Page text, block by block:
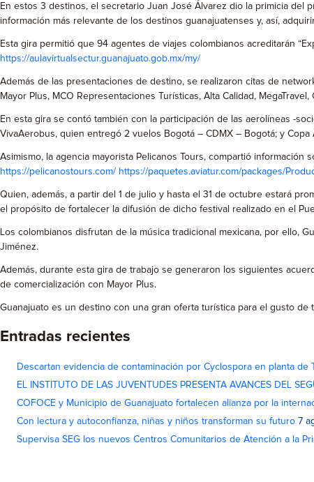
En estos 3 destinos, el secretario Juan José Álvarez dio la primicia del
información más relevante de los destinos guanajuatenses y, así,
Esta gira permitió que 94 agentes de viajes colombianos acreditarán
https://aulavirtualsectur.guanajuato.gob.mx/my/
Además de las presentaciones de destino, se realizaron citas de
Mayor Plus, MCO Representaciones Turísticas, Alta Calidad,
En esta gira se contó también con la participación de las aerolíneas -
VivaAerobus, quien entregó 2 vuelos Bogotá – CDMX – Bogotá; y Copa
Asimismo, la agencia mayorista Pelicanos Tours, compartió
https://pelicanostours.com/ https://paquetes.aviatur.com/packages/
Quien, además, a partir del 1 de julio y hasta el 31 de octubre estará
el propósito de fortalecer la difusión de dicho festival realizado en el
Los colombianos disfrutan de la música tradicional mexicana, por ello,
Jiménez.
Además, durante esta gira de trabajo se generaron los siguientes
de comercialización con Mayor Plus.
Guanajuato es un destino con una gran oferta turística para el gusto
Entradas recientes
Descartan evidencia de contaminación por Cyclospora en planta de
EL INSTITUTO DE LAS JUVENTUDES PRESENTA AVANCES DEL
COFOCE y Municipio de Guanajuato fortalecen alianza por la
Con lectura y autoconfianza, niñas y niños transforman su futuro 7
Supervisa SEG los nuevos Centros Comunitarios de Atención a la